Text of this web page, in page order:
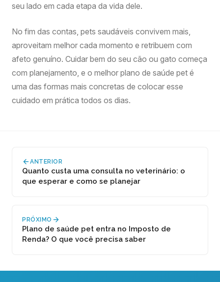
seu lado em cada etapa da vida dele.
No fim das contas, pets saudáveis convivem mais,
aproveitam melhor cada momento e retribuem com
afeto genuíno. Cuidar bem do seu cão ou gato começa
com planejamento, e o melhor plano de saúde pet é
uma das formas mais concretas de colocar esse
cuidado em prática todos os dias.
ANTERIOR
Quanto custa uma consulta no veterinário: o
que esperar e como se planejar
PRÓXIMO
Plano de saúde pet entra no Imposto de
Renda? O que você precisa saber